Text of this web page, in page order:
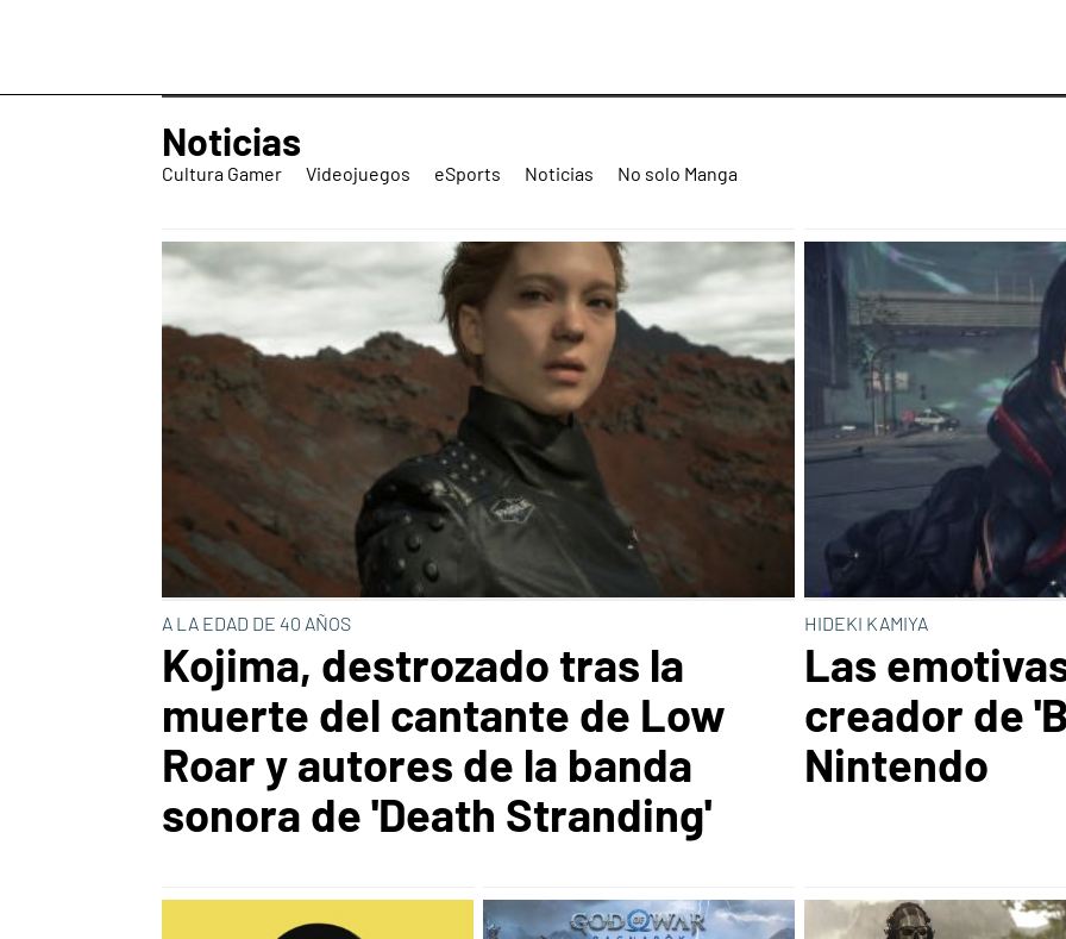
Noticias
Cultura Gamer Videojuegos eSports Noticias No solo Manga
A LA EDAD DE 40 AÑOS
Kojima, destrozado tras la
muerte del cantante de Low
Roar y autores de la banda
sonora de 'Death Stranding'
HIDEKI KAMIYA
Las
creador de
Nintendo